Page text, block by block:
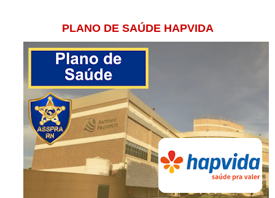
PLANO DE SAÚDE HAPVIDA